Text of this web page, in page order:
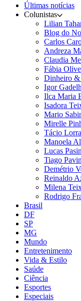
Últimas notícias
Colunistas
Lilian
Blog do
Carlos
Andreza
Claudia
Fábia
Dinheiro &
Igor
Ilca Maria
Isadora
Mario
Mirelle
Tácio
Manoela
Lucas Pasin
Tiago
Demétrio
Reinaldo
Milena
Rodrigo
Brasil
DF
SP
MG
Mundo
Entretenimento
Vida & Estilo
Saúde
Ciência
Esportes
Especiais